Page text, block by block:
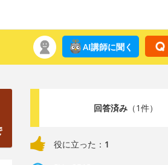
AI講師に聞く
回答済み（1件）
役に立った： 1